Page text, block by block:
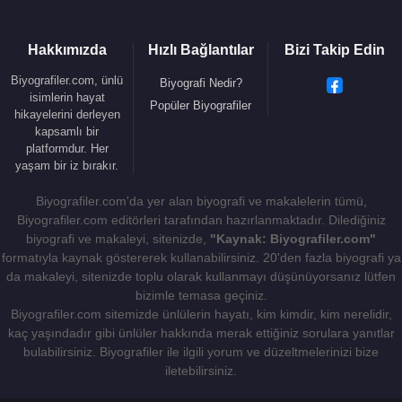
İbranice’yi öğrendi. Liseyi,Diyarbakır’da okudu,
orada da az da olsa Kürtçe’yi öğrendi.
Evli ve 2004 doğumlu bir kız çocuk annesi olan
Yasemin Öney Cankurtaran İstanbul’da ikamet
etmektedir. Yasemin Öney Cankurtaran’ın eşi
Yasemin Öney Cankurtaran, siyasete
Abdüllatif
Şener ’in kurduğuTürkiye Partisi’nde kurucu üye
olarak başlamıştır.2011yılındaCHP’den İstanbul 2.
Bölge 17. sıra milletvekili adayı oldu. 2012-2014
CHPİstanbul İl Başkanlığı Danışmanı
oldu. 2014 yılında
CHP
Parti Meclisi üyesi seçildi.
2016yılında tekrarCHPParti Meclisi üyesi seçildi.
Hakkımızda
Biyografiler.com, ünlü
isimlerin hayat
hikayelerini derleyen
kapsamlı bir
platformdur. Her
yaşam bir iz bırakır.
Hızlı Bağlantılar
Biyografi Nedir?
Popüler Biyografiler
Bizi Takip Edin
Biyografiler.com'da yer alan biyografi ve makalelerin tümü,
Biyografiler.com editörleri tarafından hazırlanmaktadır. Dilediğiniz
biyografi ve makaleyi, sitenizde, "Kaynak: Biyografiler.com"
formatıyla kaynak göstererek kullanabilirsiniz. 20'den fazla biyografi ya
da makaleyi, sitenizde toplu olarak kullanmayı düşünüyorsanız lütfen
bizimle temasa geçiniz.
Biyografiler.com sitemizde ünlülerin hayatı, kim kimdir, kim nerelidir,
kaç yaşındadır gibi ünlüler hakkında merak ettiğiniz sorulara yanıtlar
bulabilirsiniz. Biyografiler ile ilgili yorum ve düzeltmelerinizi bize
iletebilirsiniz.